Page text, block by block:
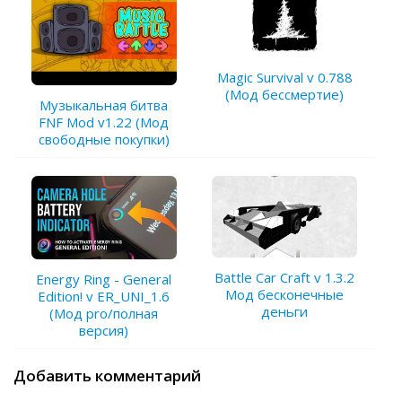
Музыкальная битва
FNF Mod v1.22 (Мод
свободные покупки)
Magic Survival v 0.788
(Мод бессмертие)
Energy Ring - General
Edition! v ER_UNI_1.6
(Мод pro/полная
версия)
Battle Car Craft v 1.3.2
Мод бесконечные
деньги
Добавить комментарий